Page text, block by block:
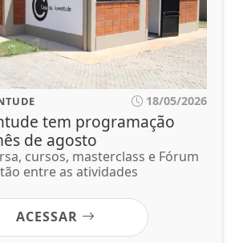
18/05/2026
tem programação
de agosto
cursos, masterclass e Fórum
entre as atividades
ACESSAR